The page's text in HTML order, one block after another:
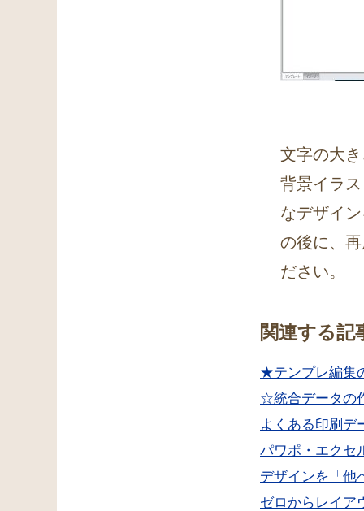
文字の大
背景イラ
なデザイ
の後に、
ださい。
関連する記
★テンプレ編集
☆統合データの
よくある印刷デ
パワポ・エクセ
デザインを「他
ゼロからレイア